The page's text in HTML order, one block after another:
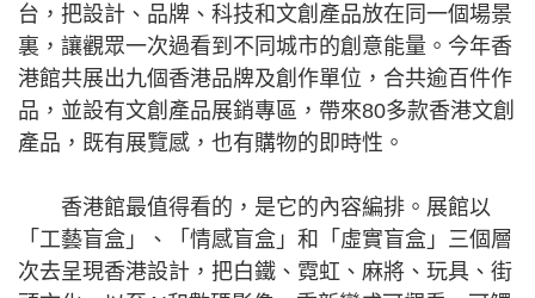
台，把設計、品牌、科技和文創產品放在同一個場景
裏，讓觀眾一次過看到不同城市的創意能量。今年香
港館共展出九個香港品牌及創作單位，合共逾百件作
品，並設有文創產品展銷專區，帶來80多款香港文創
產品，既有展覽感，也有購物的即時性。
香港館最值得看的，是它的內容編排。展館以
「工藝盲盒」、「情感盲盒」和「虛實盲盒」三個層
次去呈現香港設計，把白鐵、霓虹、麻將、玩具、街